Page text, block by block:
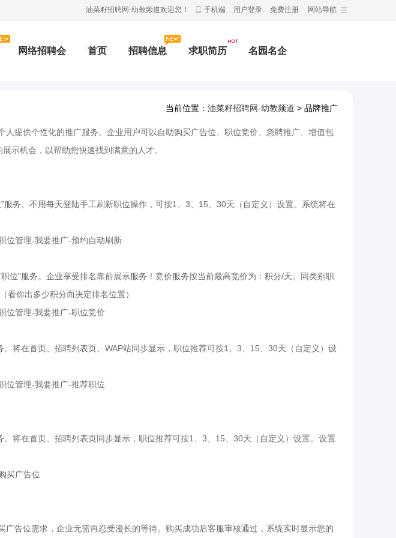
网站导航
油菜籽招聘网-幼教频道欢迎您！ 手机端 用户登录 免费注册
网络招聘会 首页 招聘信息 求职简历 名园名企
HR工具箱 公招 公招 技能提升
当前位置： 油菜籽招聘网-幼教频道 > 品牌推广
提供个性化的推广服务。企业用户可以自助购买广告位、职位竞价、急聘推广、增值包
示机会，以帮助您快速找到满意的人才。
务。不用每天登陆手工刷新职位操作，可按1、3、15、30天（自定义）设置。系统将在
位管理-我要推广-预约自动刷新
位”服务。企业享受排名靠前展示服务！竞价服务按当前最高竞价为：积分/天。同类别职
看你出多少积分而决定排名位置）
位管理-我要推广-职位竞价
将在首页、招聘列表页、WAP站同步显示，职位推荐可按1、3、15、30天（自定义）设
位管理-我要推广-推荐职位
将在首页、招聘列表页同步显示，职位推荐可按1、3、15、30天（自定义）设置。设置
买广告位
告位需求，企业无需再忍受漫长的等待。购买成功后客服审核通过，系统实时显示您的